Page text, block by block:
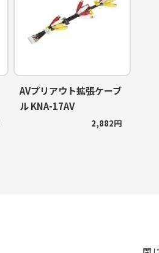
AVプリアウト拡張ケーブ
ル KNA-17AV
2,882円